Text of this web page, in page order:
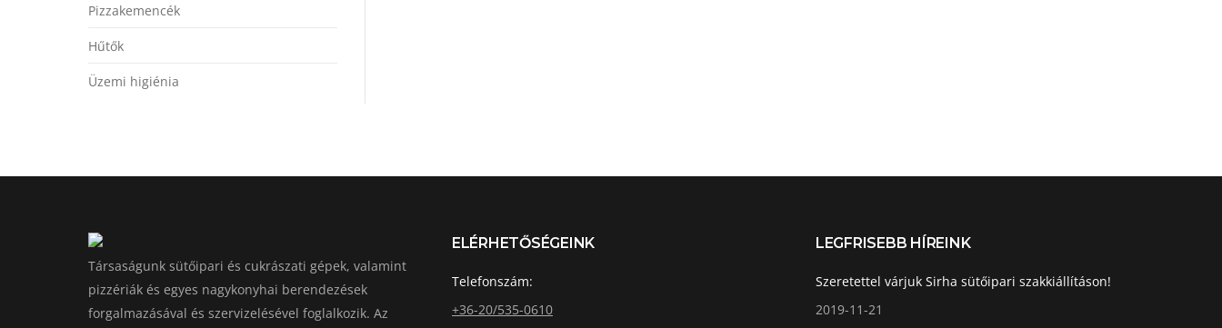
Pizzakemencék
Hűtők
Üzemi higiénia
Társaságunk sütőipari és cukrászati gépek, valamint
pizzériák és egyes nagykonyhai berendezések
forgalmazásával és szervizelésével foglalkozik. Az
ELÉRHETŐSÉGEINK
Telefonszám:
+36-20/535-0610
LEGFRISEBB HÍREINK
Szeretettel várjuk Sirha sütőipari szakkiállításon!
2019-11-21